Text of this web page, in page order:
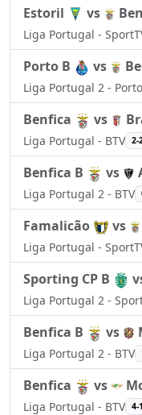
Estoril vs
Liga Portugal -
Porto B vs
Liga Portugal 2 -
Benfica vs
Liga Portugal - BTV 2-
Benfica B vs
Liga Portugal 2 - BTV
Famalicão vs
Liga Portugal -
Sporting CP B
Liga Portugal 2 -
Benfica B vs
Liga Portugal 2 - BTV
Benfica vs
Liga Portugal - BTV 4-1